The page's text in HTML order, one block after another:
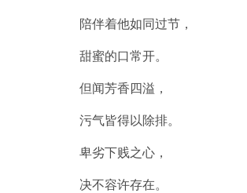
陪伴着他如同过节，
甜蜜的口常开。
但闻芳香四溢，
污气皆得以除排。
卑劣下贱之心，
决不容许存在。